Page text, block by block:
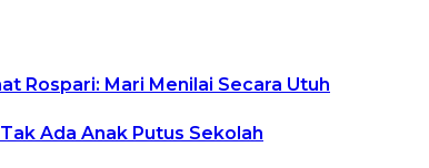
Rospari: Mari Menilai Secara Utuh
Ada Anak Putus Sekolah